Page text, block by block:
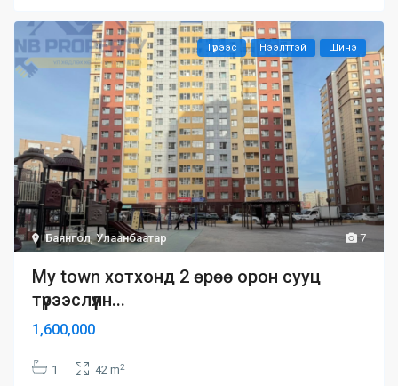
7
Баянгол,Улаанбаатар
Түрээс Нээлттэй Шинэ
My town хотхонд 2 өрөө орон сууц
түрээслүүлн...
1,600,000
1 42 m2